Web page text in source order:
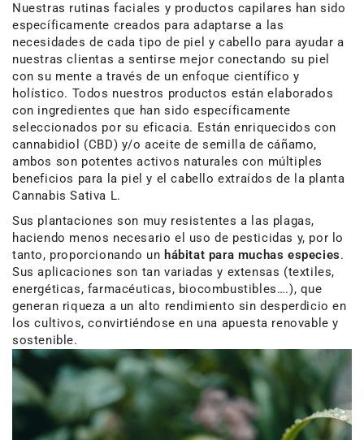
Nuestras rutinas faciales y productos capilares han sido
específicamente creados para adaptarse a las
necesidades de cada tipo de piel y cabello para ayudar a
nuestras clientas a sentirse mejor conectando su piel
con su mente a través de un enfoque científico y
holístico. Todos nuestros productos están elaborados
con ingredientes que han sido específicamente
seleccionados por su eficacia. Están enriquecidos con
cannabidiol (CBD) y/o aceite de semilla de cáñamo,
ambos son potentes activos naturales con múltiples
beneficios para la piel y el cabello extraídos de la planta
Cannabis Sativa L.
Sus plantaciones son muy resistentes a las plagas,
haciendo menos necesario el uso de pesticidas y, por lo
tanto, proporcionando un hábitat para muchas especies.
Sus aplicaciones son tan variadas y extensas (textiles,
energéticas, farmacéuticas, biocombustibles….), que
generan riqueza a un alto rendimiento sin desperdicio en
los cultivos, convirtiéndose en una apuesta renovable y
sostenible.